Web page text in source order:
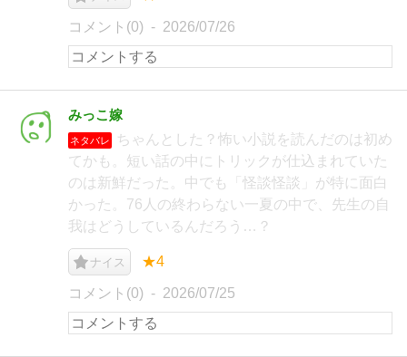
コメント(0) 2026/07/26
みっこ嫁
ネタバレ
ちゃんとした？怖い小説を読んだのは初め
てかも。短い話の中にトリックが仕込まれていた
のは新鮮だった。中でも「怪談怪談」が特に面白
かった。76人の終わらない一夏の中で、先生の自
我はどうしているんだろう…？
ナイス ★4
コメント(0) 2026/07/25